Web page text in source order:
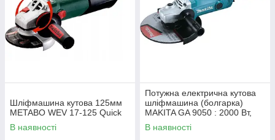
Шліфмашина кутова 125мм
METABO WEV 17-125 Quick
В наявності
Потужна електрична кутова
шліфмашина (болгарка)
MAKITA GA 9050 : 2000 Вт,
230мм, 6600 об/хв
В наявності